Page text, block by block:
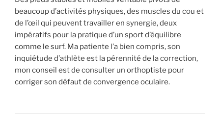
beaucoup d’activités physiques, des muscles du cou et
de l’œil qui peuvent travailler en synergie, deux
impératifs pour la pratique d’un sport d’équilibre
comme le surf. Ma patiente l’a bien compris, son
inquiétude d’athlète est la pérennité de la correction,
mon conseil est de consulter un orthoptiste pour
corriger son défaut de convergence oculaire.